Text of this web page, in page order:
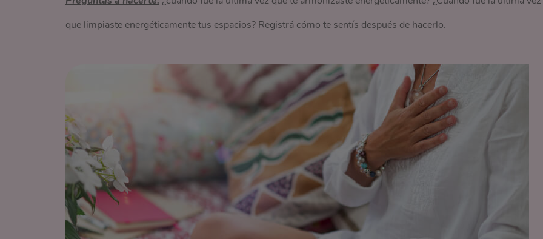
que limpiaste energéticamente tus espacios? Registrá cómo te sentís después de hacerlo.